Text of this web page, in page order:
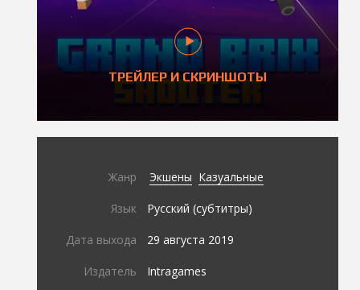
ТРЕЙЛЕР И СКРИНШОТЫ
Жанр Экшены Казуальные
Язык Русский (субтитры)
Дата выхода 29 августа 2019
Издатель Intragames